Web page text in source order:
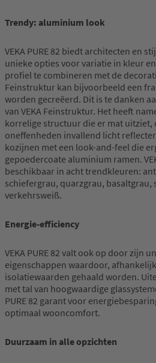
Trendy: aluminium look
VEKA PURE 82 biedt architecten en
unieke opties voor variatie in kleur
profiel te combineren met de
Feinstruktur kan bijvoorbeeld een
worden gecreëerd. Dit is te danken
van VEKA Feinstruktur. Het heeft
korrelige structuur die er mat uitziet,
oneffenheden invallend licht
kozijnen met een look-and-feel die
gepoedercoate aluminium ramen.
beschikbaar in acht trendkleuren:
schiefergrau, quarzgrau, basaltgrau,
verkehrsweiß.
Energie-efficiency
VEKA PURE 82 valt ook op door zijn
eigenschappen waardoor,
isolatiewaarden gehaald worden.
met tal van hoogwaardige
PURE 82 garant voor
optimaal wooncomfort.
Duurzaam in alle opzichten